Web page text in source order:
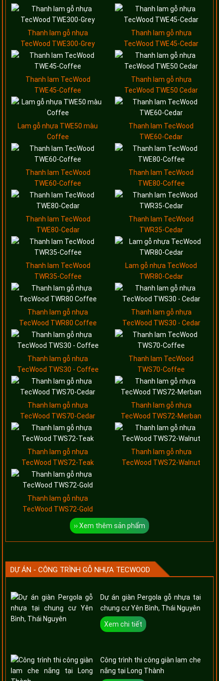
Thanh lam gỗ nhựa
TecWood TWE300-Grey
Thanh lam gỗ nhựa
TecWood TWE45-Cedar
Thanh lam TecWood
TWE45-Coffee
Thanh lam gỗ nhựa
TecWood TWE50 Cedar
Lam gỗ nhựa TWE50 màu
Coffee
Thanh lam TecWood
TWE60-Cedar
Thanh lam TecWood
TWE60-Coffee
Thanh lam TecWood
TWE80-Coffee
Thanh lam TecWood
TWE80-Cedar
Thanh lam TecWood
TWR35-Cedar
Thanh lam TecWood
TWR35-Coffee
Lam gỗ nhựa TecWood
TWR80-Cedar
Thanh lam gỗ nhựa
TecWood TWR80 Coffee
Thanh lam gỗ nhựa
TecWood TWS30 - Cedar
Thanh lam gỗ nhựa
TecWood TWS30 - Coffee
Thanh lam TecWood
TWS70-Coffee
Thanh lam gỗ nhựa
TecWood TWS70-Cedar
Thanh lam gỗ nhựa
TecWood TWS72-Merban
Thanh lam gỗ nhựa
TecWood TWS72-Teak
Thanh lam gỗ nhựa
TecWood TWS72-Walnut
Thanh lam gỗ nhựa
TecWood TWS72-Gold
›› Xem thêm sản phẩm
DỰ ÁN - CÔNG TRÌNH GỖ NHỰA TECWOOD
Dự án giàn Pergola gỗ nhựa tại
chung cư Yên Bình, Thái Nguyên
Xem chi tiết
Công trình thi công giàn lam che
nắng tại Long Thành